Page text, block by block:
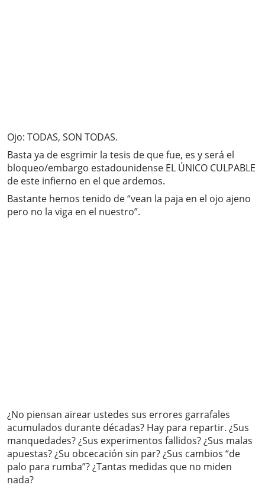
Ojo: TODAS, SON TODAS.
Basta ya de esgrimir la tesis de que fue, es y será el
bloqueo/embargo estadounidense EL ÚNICO CULPABLE
de este infierno en el que ardemos.
Bastante hemos tenido de “vean la paja en el ojo ajeno
pero no la viga en el nuestro”.
¿No piensan airear ustedes sus errores garrafales
acumulados durante décadas? Hay para repartir. ¿Sus
manquedades? ¿Sus experimentos fallidos? ¿Sus malas
apuestas? ¿Su obcecación sin par? ¿Sus cambios “de
palo para rumba”? ¿Tantas medidas que no miden
nada?